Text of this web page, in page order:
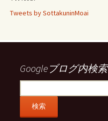
ー ー ー ー
示
Tweets by SottakuninMoai
Googleブログ内検索